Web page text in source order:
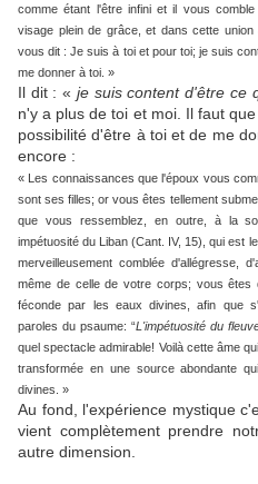
comme étant l'être infini et il vous
visage plein de grâce, et dans cette
vous dit : Je suis à toi et pour toi; je suis
me donner à toi. »
Il dit : « je suis content d'être ce
n'y a plus de toi et moi. Il faut
possibilité d'être à toi et de me
encore :
« Les connaissances que l'époux vous
sont ses filles; or vous êtes tellement
que vous ressemblez, en outre, à la
impétuosité du Liban (Cant. IV, 15), qui est
merveilleusement comblée d'allégresse,
même de celle de votre corps; vous êtes
féconde par les eaux divines, afin que
paroles du psaume: “L'impétuosité du
quel spectacle admirable! Voilà cette âme
transformée en une source abondante
divines. »
Au fond, l'expérience mystique
vient complètement prendre
autre dimension.